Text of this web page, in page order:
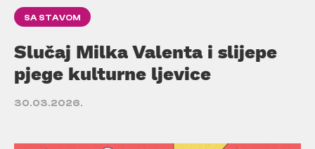
SA STAVOM
Slučaj Milka Valenta i slijepe
pjege kulturne ljevice
30.03.2026.